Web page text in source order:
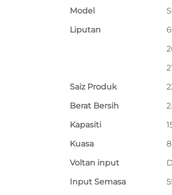
Model
Liputan
Saiz Produk
Berat Bersih
Kapasiti
Kuasa
Voltan input
Input Semasa